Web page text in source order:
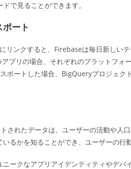
で見ることができます。
ート
リンクすると、Firebaseは毎日新しい
プリの場合、それぞれのプラットフォ
ポートした場合、BigQueryプロジェ
されたデータは、ユーザーの活動や人
るかを知ることができ、ユーザーの行
ニークなアプリアイデンティティやデ